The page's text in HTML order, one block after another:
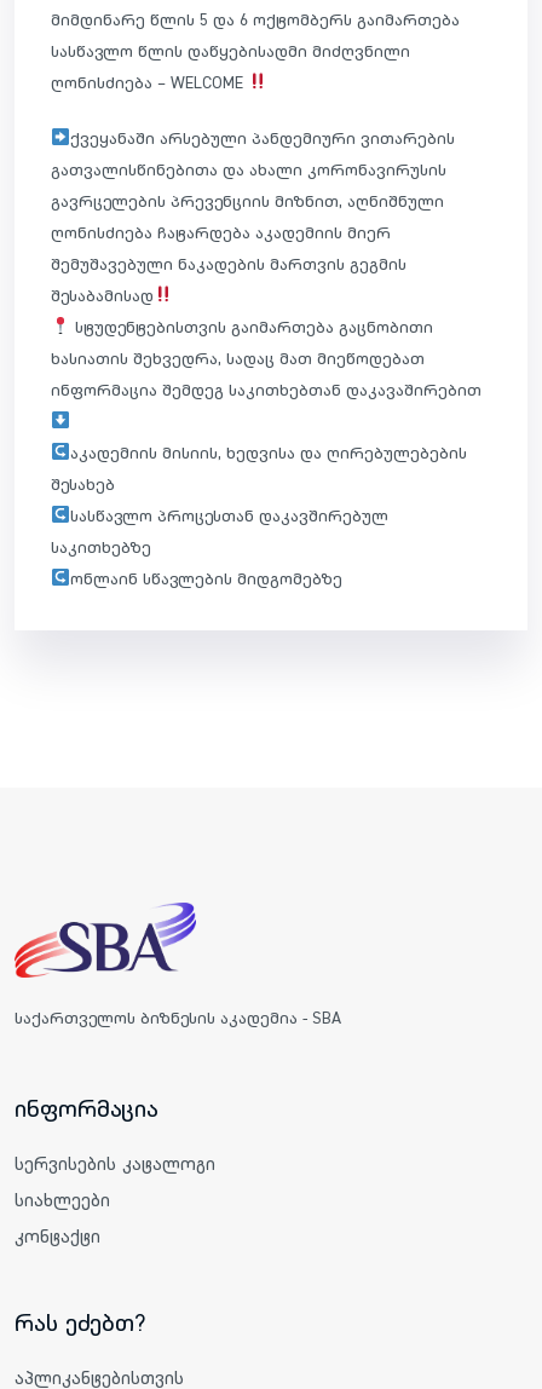
მიმდინარე წლის 5 და 6 ოქტომბერს გაიმართება
სასწავლო წლის დაწყებისადმი მიძღვნილი
ღონისძიება – WELCOME
ქვეყანაში არსებული პანდემიური ვითარების
გათვალისწინებითა და ახალი კორონავირუსის
გავრცელების პრევენციის მიზნით, აღნიშნული
ღონისძიება ჩატარდება აკადემიის მიერ
შემუშავებული ნაკადების მართვის გეგმის
შესაბამისად
სტუდენტებისთვის გაიმართება გაცნობითი
ხასიათის შეხვედრა, სადაც მათ მიეწოდებათ
ინფორმაცია შემდეგ საკითხებთან დაკავაშირებით
აკადემიის მისიის, ხედვისა და ღირებულებების
შესახებ
სასწავლო პროცესთან დაკავშირებულ
საკითხებზე
ონლაინ სწავლების მიდგომებზე
საქართველოს ბიზნესის აკადემია - SBA
ინფორმაცია
სერვისების კატალოგი
სიახლეები
კონტაქტი
რას ეძებთ?
აპლიკანტებისთვის